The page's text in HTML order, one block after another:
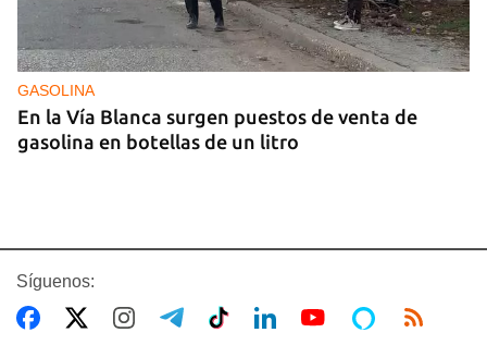
GASOLINA
En la Vía Blanca surgen puestos de venta de
gasolina en botellas de un litro
Síguenos: